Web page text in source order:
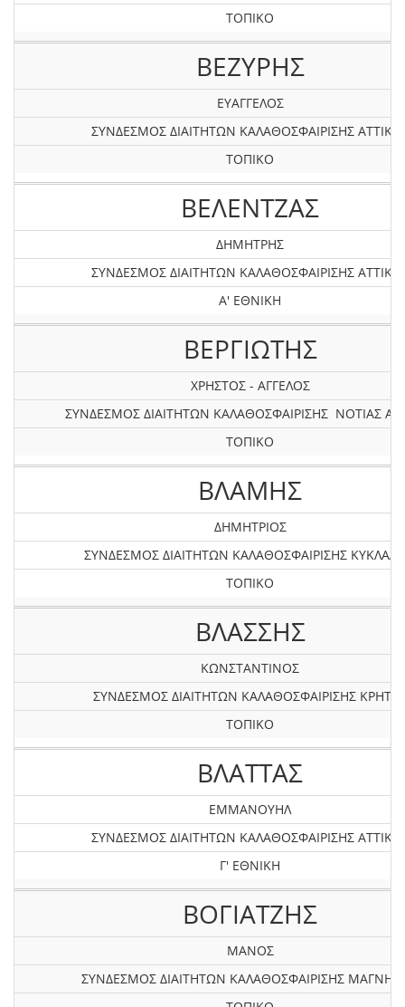
ΤΟΠΙΚΟ
ΒΕΖΥΡΗΣ
ΕΥΑΓΓΕΛΟΣ
ΣΥΝΔΕΣΜΟΣ ΔΙΑΙΤΗΤΩΝ ΚΑΛΑΘΟΣΦΑΙΡΙΣΗΣ
ΤΟΠΙΚΟ
ΒΕΛΕΝΤΖΑΣ
ΔΗΜΗΤΡΗΣ
ΣΥΝΔΕΣΜΟΣ ΔΙΑΙΤΗΤΩΝ ΚΑΛΑΘΟΣΦΑΙΡΙΣΗΣ
Α' ΕΘΝΙΚΗ
ΒΕΡΓΙΩΤΗΣ
ΧΡΗΣΤΟΣ - ΑΓΓΕΛΟΣ
ΣΥΝΔΕΣΜΟΣ ΔΙΑΙΤΗΤΩΝ ΚΑΛΑΘΟΣΦΑΙΡΙΣΗΣ ΝΟΤΙΑΣ
ΤΟΠΙΚΟ
ΒΛΑΜΗΣ
ΔΗΜΗΤΡΙΟΣ
ΣΥΝΔΕΣΜΟΣ ΔΙΑΙΤΗΤΩΝ ΚΑΛΑΘΟΣΦΑΙΡΙΣΗΣ
ΤΟΠΙΚΟ
ΒΛΑΣΣΗΣ
ΚΩΝΣΤΑΝΤΙΝΟΣ
ΣΥΝΔΕΣΜΟΣ ΔΙΑΙΤΗΤΩΝ ΚΑΛΑΘΟΣΦΑΙΡΙΣΗΣ
ΤΟΠΙΚΟ
ΒΛΑΤΤΑΣ
ΕΜΜΑΝΟΥΗΛ
ΣΥΝΔΕΣΜΟΣ ΔΙΑΙΤΗΤΩΝ ΚΑΛΑΘΟΣΦΑΙΡΙΣΗΣ
Γ' ΕΘΝΙΚΗ
ΒΟΓΙΑΤΖΗΣ
ΜΑΝΟΣ
ΣΥΝΔΕΣΜΟΣ ΔΙΑΙΤΗΤΩΝ ΚΑΛΑΘΟΣΦΑΙΡΙΣΗΣ